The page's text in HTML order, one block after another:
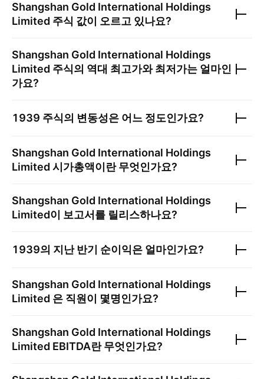
Shangshan Gold International Holdings
Limited 주식 값이 오르고 있나요?
Shangshan Gold International Holdings
Limited 주식의 역대 최고가와 최저가는 얼마인
가요?
1939 주식의 변동성은 어느 정도인가요?
Shangshan Gold International Holdings
Limited 시가총액이란 무엇인가요?
Shangshan Gold International Holdings
Limited이 보고서를 릴리스하나요?
1939의 지난 반기 순이익은 얼마인가요?
Shangshan Gold International Holdings
Limited 은 직원이 몇명인가요?
Shangshan Gold International Holdings
Limited EBITDA란 무엇인가요?